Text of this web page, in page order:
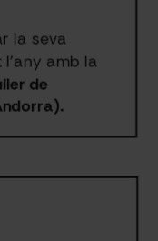
la seva
amb la
de